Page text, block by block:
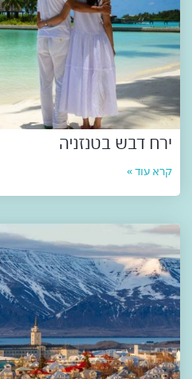
ירח דבש בטנזניה
קרא עוד »